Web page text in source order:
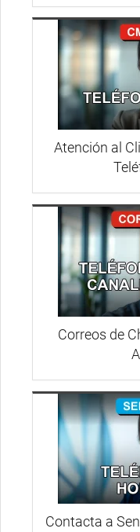
Atención al
Correos de
Contacta a